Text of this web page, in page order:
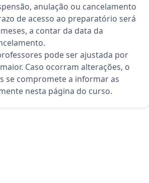
anulação ou cancelamento
de acesso ao preparatório será
a contar da data da
pode ser ajustada por
Caso ocorram alterações, o
se compromete a informar as
nesta página do curso.